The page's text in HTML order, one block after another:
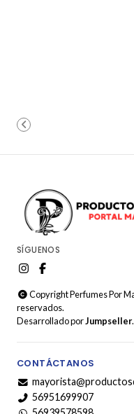
SÍGUENOS
Copyright Perfumes Por
reservados.
Desarrollado porJumpseller.
CONTÁCTANOS
56951699907